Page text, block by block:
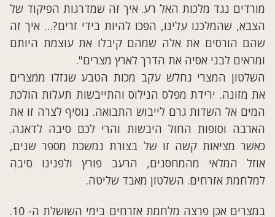
מורדים נגד מלכות האל רע. איך זה שמדרגות הפיקוד של
הצבא, שהמלכנו עלינו, הפכו להיות בידי זרים?… איך זה
שהם הורסים את אלה שמהם קיבלו את עוצמת היותם
ומראים לבני אסיה את הדרך לארץ מצרים".
השלטון המצרי נחלש עקב מכות הטבע שגזלו ממצרים
את מזונה. ירידת מפלס הנילוס והתייבשות תעלות הולכת
המים אל השדות גרם לייבוש התבואה. נוסיף לצרה זו את
הארבה וסופות החול היבשות והרי לכם סיבה לדאגה.
כאשר מציאות קשה זו של בצורת נמשכת מספר שנים,
אוזל המלאי מהמחסנים, הרעב פורץ ולפנינו סיבה
למלחמת אזרחים. השלטון מאבד שליטה.
במצרים אכן פרצה מלחמת אזרחים בימי השושלת ה- 10.